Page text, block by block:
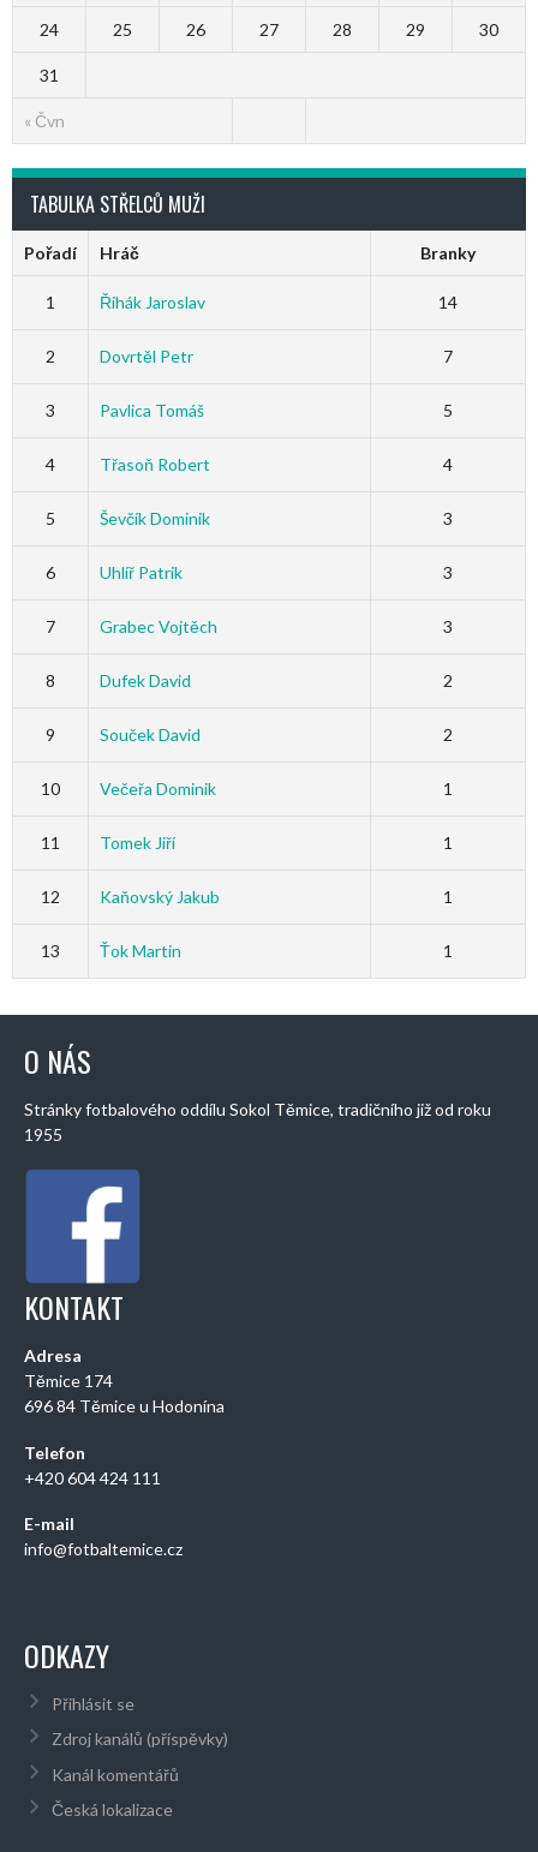
« Čvn
24 25 26 27 28 29 30
31
TABULKA STŘELCŮ MUŽI
Pořadí Hráč Branky
1 Řihák Jaroslav 14
2 Dovrtěl Petr 7
3 Pavlica Tomáš 5
4 Třasoň Robert 4
5 Ševčík Dominik 3
6 Uhlíř Patrik 3
7 Grabec Vojtěch 3
8 Dufek David 2
9 Souček David 2
10 Večeřa Dominik 1
11 Tomek Jiří 1
12 Kaňovský Jakub 1
13 Ťok Martin 1
O NÁS
Stránky fotbalového oddílu Sokol Těmice, tradičního již od roku
1955
KONTAKT
Adresa
Těmice 174
696 84 Těmice u Hodonína
Telefon
+420 604 424 111
E-mail
info@fotbaltemice.cz
ODKAZY
Přihlásit se
Zdroj kanálů (příspěvky)
Kanál komentářů
Česká lokalizace